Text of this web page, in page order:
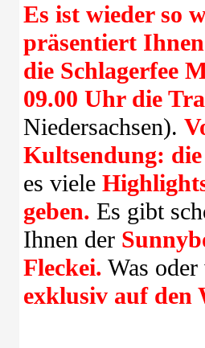
Es ist wieder so
präsentiert
die Schlagerfee
09.00 Uhr die
Niedersachsen).
Kultsendung:
es viele
geben. Es gibt
Ihnen der
Fleckei. Was
exklusiv auf den